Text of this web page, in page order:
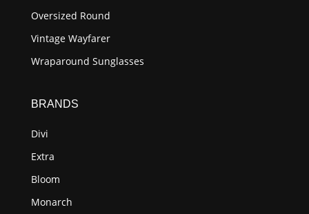
Oversized Round
Vintage Wayfarer
Wraparound Sunglasses
BRANDS
Divi
Extra
Bloom
Monarch